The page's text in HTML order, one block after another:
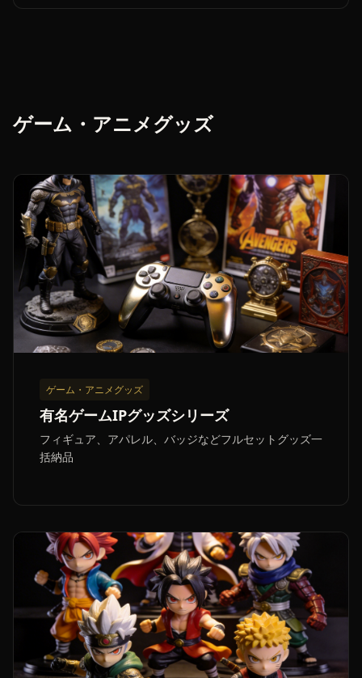
ゲーム・アニメグッズ
ゲーム・アニメグッズ
有名ゲームIPグッズシリーズ
フィギュア、アパレル、バッジなどフルセットグッズ一
括納品